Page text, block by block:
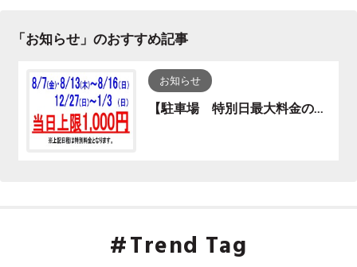
「お知らせ 」のおすすめ記事
お知らせ
【駐車場 特別日最大料金のお知らせ】
Trend Tag